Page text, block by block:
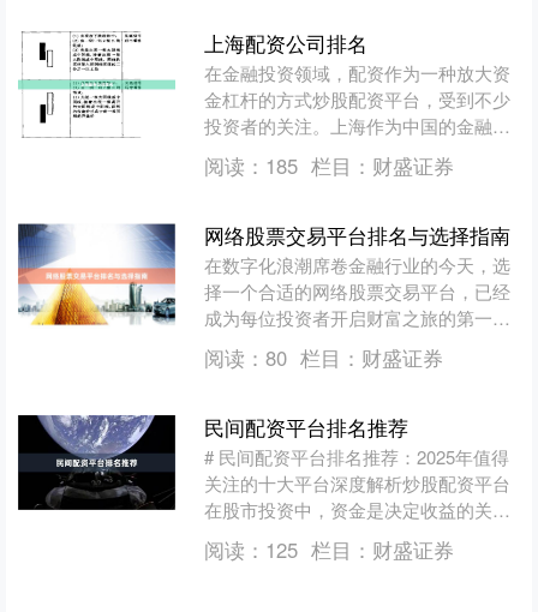
上海配资公司排名
在金融投资领域，配资作为一种放大资
金杠杆的方式炒股配资平台，受到不少
投资者的关注。上海作为中国的金融中
心，汇聚了众多配资公司。然而，面对
市场上众多选择，投资者如....
阅读： 185 栏目： 财盛证券
网络股票交易平台排名与选择指南
在数字化浪潮席卷金融行业的今天，选
择一个合适的网络股票交易平台，已经
成为每位投资者开启财富之旅的第一
步。面对市场上琳琅满目的券商APP和
交易软件，如何从功能、费....
阅读： 80 栏目： 财盛证券
民间配资平台排名推荐
# 民间配资平台排名推荐：2025年值得
关注的十大平台深度解析炒股配资平台
在股市投资中，资金是决定收益的关键
因素。对于缺乏足够本金的投资者而
言，民间配资平台提....
阅读： 125 栏目： 财盛证券